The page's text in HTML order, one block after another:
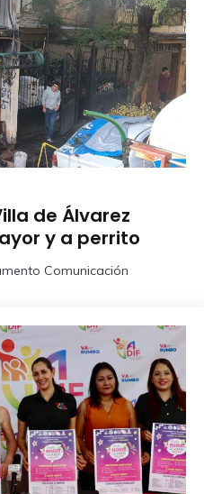
de Álvarez
y a perrito
Comunicación